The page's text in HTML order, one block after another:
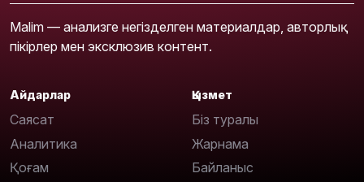
Malim — анализге негізделген материалдар, авторлық
пікірлер мен эксклюзив контент.
Айдарлар
Саясат
Аналитика
Қоғам
Қызмет
Біз туралы
Жарнама
Байланыс